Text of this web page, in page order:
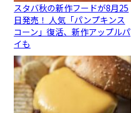
スタバ秋の新作フードが8月25
日発売！ 人気「パンプキンス
コーン」復活、新作アップルパ
イも